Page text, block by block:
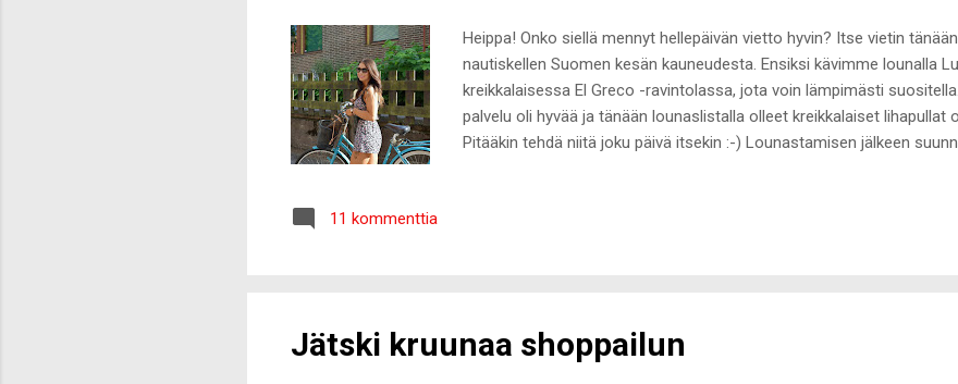
Heippa! Onko siellä mennyt hellepäivän vietto hyvin? Itse vietin
nautiskellen Suomen kesän kauneudesta. Ensiksi kävimme lounalla
kreikkalaisessa El Greco -ravintolassa, jota voin lämpimästi
palvelu oli hyvää ja tänään lounaslistalla olleet kreikkalaiset lihapullat
Pitääkin tehdä niitä joku päivä itsekin :-) Lounastamisen jälkeen
eipä se niin justiinsa ole :-D Tuskastelinkin, että miten kaikki muut
11 kommenttia
Jätski kruunaa shoppailun